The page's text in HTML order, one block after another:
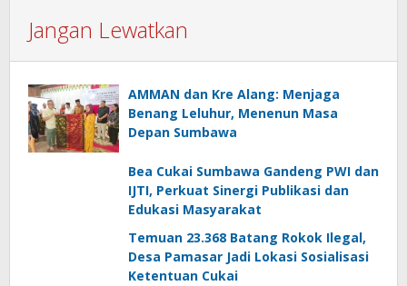
Jangan Lewatkan
AMMAN dan Kre Alang: Menjaga
Benang Leluhur, Menenun Masa
Depan Sumbawa
Bea Cukai Sumbawa Gandeng PWI dan
IJTI, Perkuat Sinergi Publikasi dan
Edukasi Masyarakat
Temuan 23.368 Batang Rokok Ilegal,
Desa Pamasar Jadi Lokasi Sosialisasi
Ketentuan Cukai